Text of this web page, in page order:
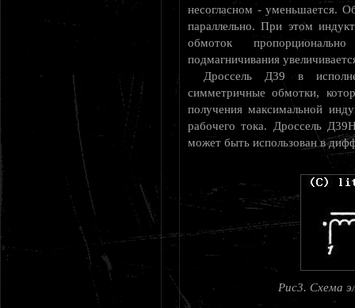
несогласном - уменьшается.
параллельно. При этом
обмоток
подмагничивания
Дроссель Д39 в
симметричные обмотки,
получения максимальной
рабочего тока. Дроссель
может быть использован в
Рис3. Схема